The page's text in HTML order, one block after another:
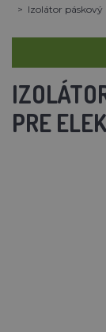
Izolátor
PRE